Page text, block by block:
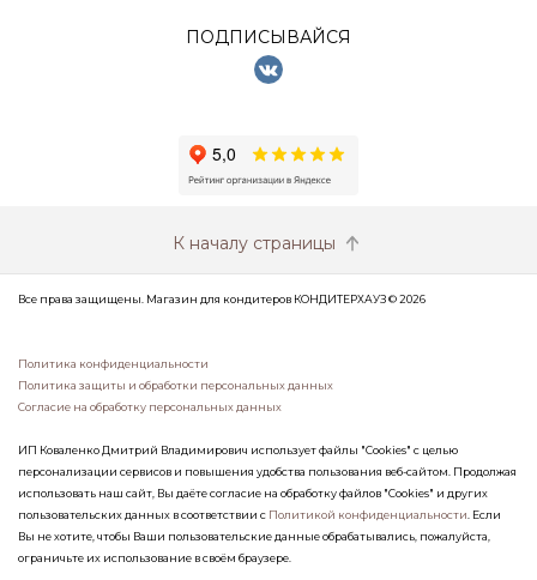
ПОДПИСЫВАЙСЯ
К началу страницы
Все права защищены. Магазин для кондитеров КОНДИТЕРХАУЗ © 2026
Политика конфиденциальности
Политика защиты и обработки персональных данных
Согласие на обработку персональных данных
ИП Коваленко Дмитрий Владимирович использует файлы "Cookies" с целью
персонализации сервисов и повышения удобства пользования веб-сайтом. Продолжая
использовать наш сайт, Вы даёте согласие на обработку файлов "Cookies" и других
пользовательских данных в соответствии с Политикой конфиденциальности . Если
Вы не хотите, чтобы Ваши пользовательские данные обрабатывались, пожалуйста,
ограничьте их использование в своём браузере.